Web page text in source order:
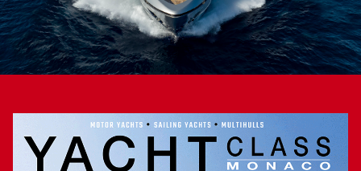
occupe toute la largeur, tout comme la salle de bain, sa
douche et son coin toilette, tous deux indépendants, et ses
deux lavabos au centre. De leur côté, les invités se voient
attribuer le pont inférieur, soit 76 m
, répartis ainsi : trois
doubles et une twin, avec pour chaque cabine, une salle de
superposées et un coin toilette. Le Riva 102′ Corsaro avec
sa nouvelle appellation « Super » entame une nouvelle
carrière dont on peut prédire qu’elle sera aussi réussie que
la première.